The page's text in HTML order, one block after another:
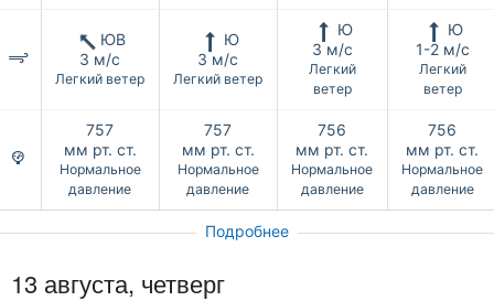
ЮВ
3 м/с
Легкий ветер
Ю
3 м/с
Легкий ветер
Ю
3 м/с
Легкий
ветер
Ю
1-2 м/с
Легкий
ветер
757
мм рт. ст.
Нормальное
давление
757
мм рт. ст.
Нормальное
давление
756
мм рт. ст.
Нормальное
давление
756
мм рт. ст.
Нормальное
давление
Подробнее
13 августа, четверг